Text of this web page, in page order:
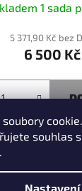
souhlas
.
Nastavení
1 sada
5 371,90 Kč bez
6 500 Kč
1položek